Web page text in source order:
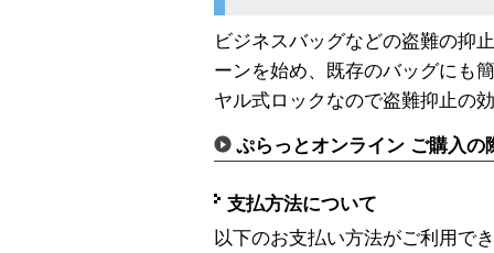
ビジネスバッグなどの盗難の抑
ーンを始め、既存のバッグにも
ヤル式ロックなので盗難抑止の
ぷらっとオンライン ご購入の
支払方法について
以下のお支払い方法がご利用で